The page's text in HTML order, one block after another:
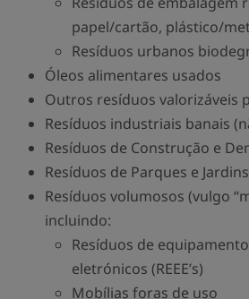
papel/cartão, plástico/
Resíduos urbanos
Óleos alimentares usados
Outros resíduos valorizáveis
Resíduos industriais banais
Resíduos de Construção e
Resíduos de Parques e
Resíduos volumosos (vulgo
incluindo:
Resíduos de
eletrónicos (REEE’s)
Mobílias foras de uso